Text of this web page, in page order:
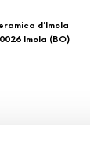
d’Imola
Imola (BO)